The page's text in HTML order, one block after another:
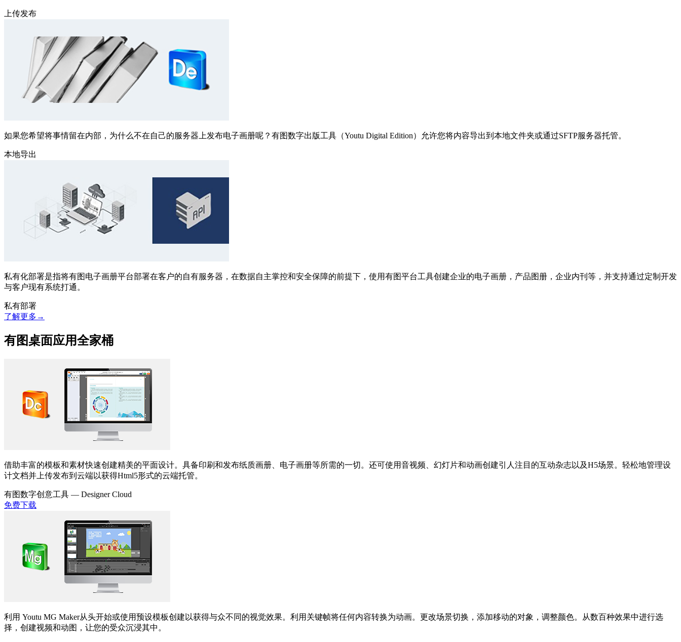
上传发布
如果您希望将事情留在内部，为什么不在自己的服务器上发布电子画册呢？有图数字出版工具（Youtu Digital Edition）允许您将内容导出到本地文件夹或通过SFTP服务器托管。
本地导出
私有化部署是指将有图电子画册平台部署在客户的自有服务器，在数据自主掌控和安全保障的前提下，使用有图平台工具创建企业的电子画册，产品图册，企业内刊等，并支持通过定制开发
与客户现有系统打通。
私有部署
了解更多→
有图桌面应用全家桶
借助丰富的模板和素材快速创建精美的平面设计。具备印刷和发布纸质画册、电子画册等所需的一切。还可使用音视频、幻灯片和动画创建引人注目的互动杂志以及H5场景。轻松地管理设
计文档并上传发布到云端以获得Html5形式的云端托管。
有图数字创意工具 — Designer Cloud
免费下载
利用 Youtu MG Maker从头开始或使用预设模板创建以获得与众不同的视觉效果。利用关键帧将任何内容转换为动画。更改场景切换，添加移动的对象，调整颜色。从数百种效果中进行选
择，创建视频和动图，让您的受众沉浸其中。